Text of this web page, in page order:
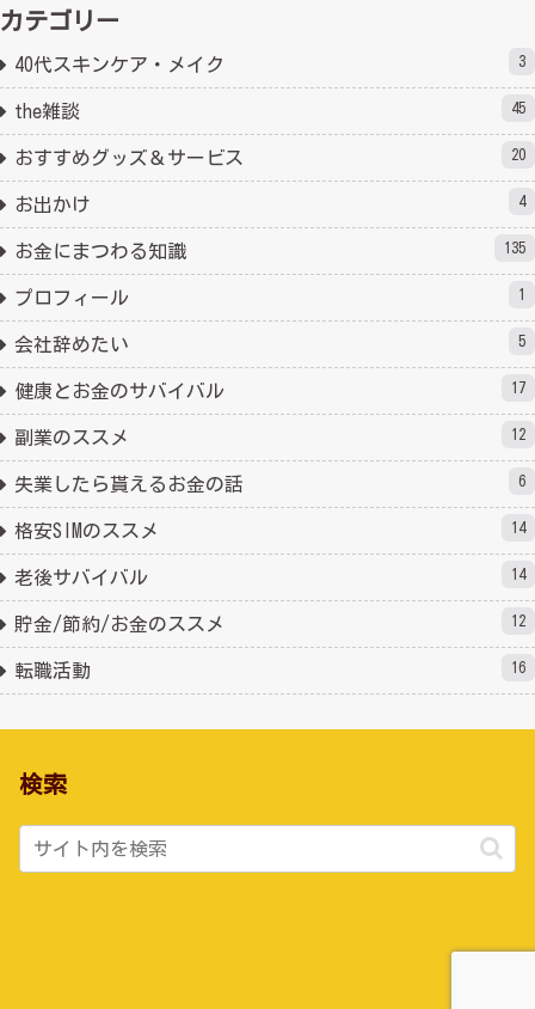
カテゴリー
40代スキンケア・メイク 3
the雑談 45
おすすめグッズ＆サービス 20
お出かけ 4
お金にまつわる知識 135
プロフィール 1
会社辞めたい 5
健康とお金のサバイバル 17
副業のススメ 12
失業したら貰えるお金の話 6
格安SIMのススメ 14
老後サバイバル 14
貯金/節約/お金のススメ 12
転職活動 16
検索